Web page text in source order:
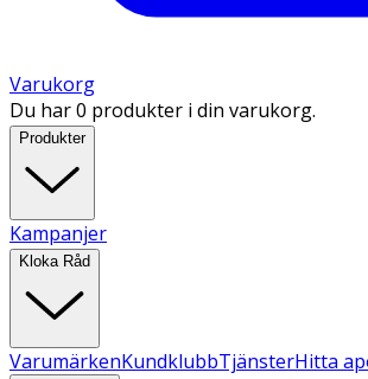
Varukorg
Du har 0 produkter i din varukorg.
Produkter
Kampanjer
Kloka Råd
VarumärkenKundklubbTjänsterHitta